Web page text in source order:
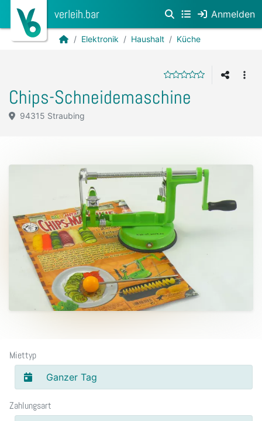
verleih.bar Anmelden
Elektronik Haushalt Küche
Chips-Schneidemaschine
94315 Straubing
Miettyp
Ganzer Tag
Zahlungsart